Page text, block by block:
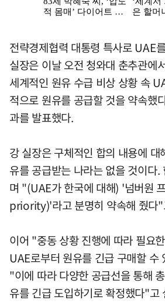
전략경제협력 대통령 특사로 UAE
실장은 이날 오전 청와대 춘추관에
세계적인 원유 수급 비상 상황 속
적으로 원유를 공급할 것을 약속했
과를 발표했다.
강 실장은 구체적인 합의 내용에
유를 공급받는 나라는 없을 것이다
며 "(UAE가 한국에 대해) '넘버원
priority)'라고 분명히 약속해 줬다"
이어 "중동 상황 진행에 따라 필요
UAE로부터 원유를 긴급 구매할 수
"이에 따라 다양한 공급선을 통해
유를 긴급 도입하기로 확정했다"고